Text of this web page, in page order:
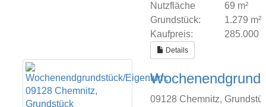
Nutzfläche
69 m²
Grundstück:
1.279 m²
Kaufpreis:
285.000
Details
09128 Chemnitz,